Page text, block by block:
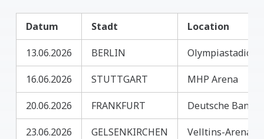
Datum Stadt Location
13.06.2026 BERLIN Olympiastadion
16.06.2026 STUTTGART MHP Arena
20.06.2026 FRANKFURT Deutsche Bank
23.06.2026 GELSENKIRCHEN Velltins-Arena